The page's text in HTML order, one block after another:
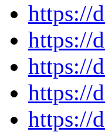
https://
https://
https://
https://
https://